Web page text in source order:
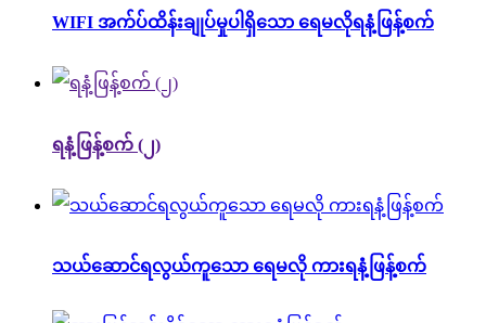
WIFI အက်ပ်ထိန်းချုပ်မှုပါရှိသော ရေမလိုရနံ့ဖြန့်စက်
ရနံ့ဖြန့်စက် (၂)
သယ်ဆောင်ရလွယ်ကူသော ရေမလို ကားရနံ့ဖြန့်စက်